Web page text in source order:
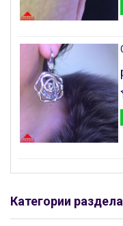
Категории раздела